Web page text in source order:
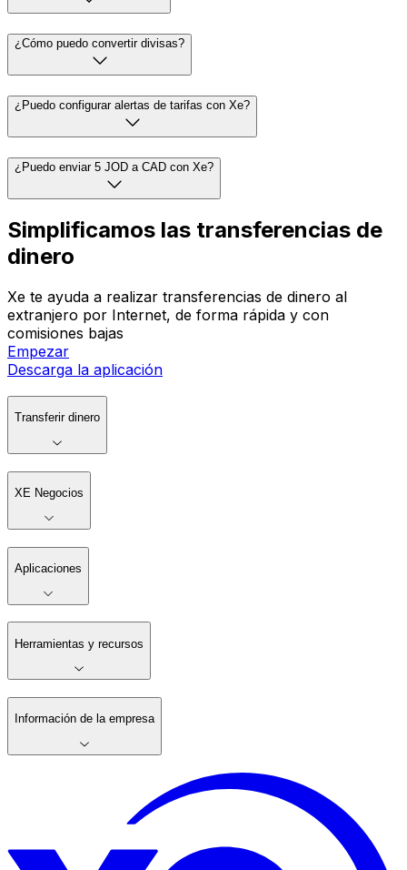
¿Cómo puedo convertir divisas?
¿Puedo configurar alertas de tarifas con Xe?
¿Puedo enviar 5 JOD a CAD con Xe?
Simplificamos las transferencias de
dinero
Xe te ayuda a realizar transferencias de dinero al
extranjero por Internet, de forma rápida y con
comisiones bajas
Empezar
Descarga la aplicación
Transferir dinero
XE Negocios
Aplicaciones
Herramientas y recursos
Información de la empresa